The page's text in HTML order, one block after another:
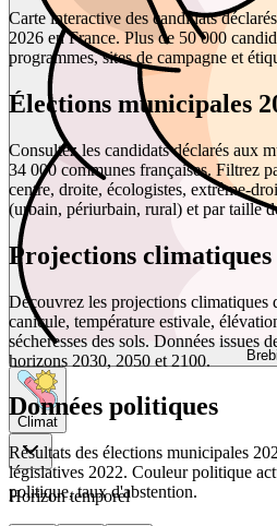
Climat
Horizon temporel
Carte interactive des candidats
2026 en France. Plus de 50 000
programmes, sites de campagne et
Élections municipales
Consultez les candidats déclarés aux
34 000 communes françaises. Filtrez
centre, droite, écologistes, extrême-
(urbain, périurbain, rural) et par taille
Projections
Découvrez les projections climatiques
canicule, température estivale,
sécheresses des sols. Données issues
horizons 2030, 2050 et 2100.
Données politiques
Résultats des élections municipales
législatives 2022. Couleur politique
politique, taux d'abstention.